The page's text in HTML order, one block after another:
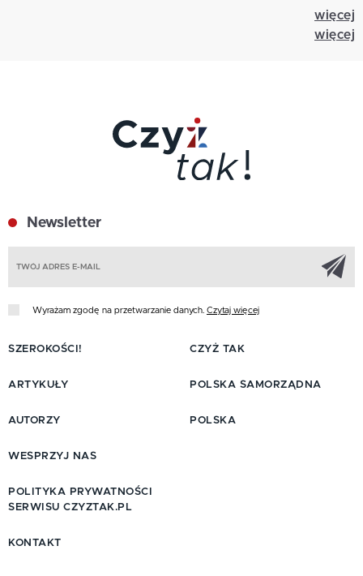
więcej
więcej
Newsletter
Wyrażam zgodę na przetwarzanie danych. Czytaj więcej
SZEROKOŚCI!
ARTYKUŁY
AUTORZY
CZYŻ TAK
POLSKA SAMORZĄDNA
POLSKA
WESPRZYJ NAS
POLITYKA PRYWATNOŚCI
SERWISU CZYZTAK.PL
KONTAKT